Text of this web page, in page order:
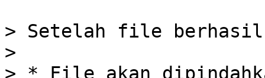
> Setelah file
>
> * File akan